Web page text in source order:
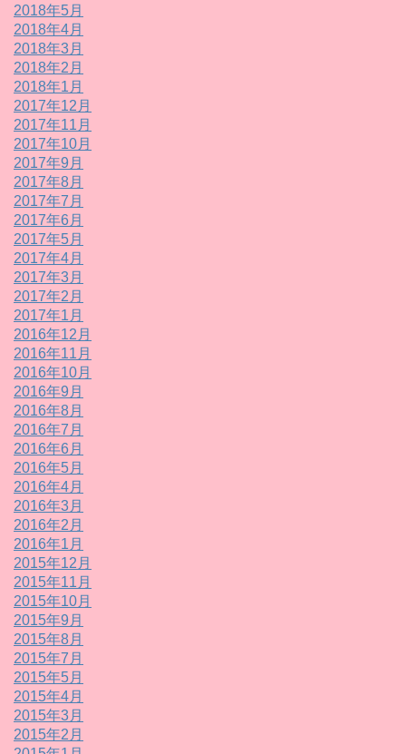
2018年5月
2018年4月
2018年3月
2018年2月
2018年1月
2017年12月
2017年11月
2017年10月
2017年9月
2017年8月
2017年7月
2017年6月
2017年5月
2017年4月
2017年3月
2017年2月
2017年1月
2016年12月
2016年11月
2016年10月
2016年9月
2016年8月
2016年7月
2016年6月
2016年5月
2016年4月
2016年3月
2016年2月
2016年1月
2015年12月
2015年11月
2015年10月
2015年9月
2015年8月
2015年7月
2015年5月
2015年4月
2015年3月
2015年2月